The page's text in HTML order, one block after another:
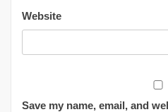
Website
Save my name, email, and